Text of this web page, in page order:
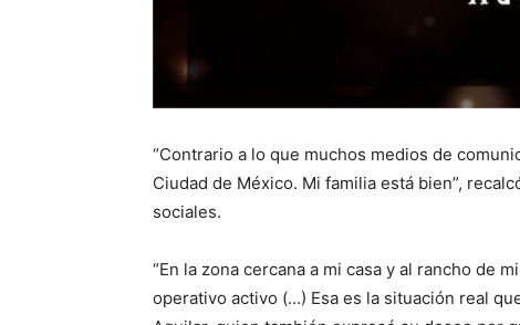
“Contrario a lo que muchos medios de
Ciudad de México. Mi familia está bien”,
sociales.
“En la zona cercana a mi casa y al rancho de
operativo activo (…) Esa es la situación real